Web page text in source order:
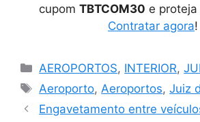
cupom TBTCOM30 e
Contratar agora!
Categorias
AEROPORTOS, INTERIOR,
Tags
Aeroporto,Aeroportos,Juiz
Engavetamento entre